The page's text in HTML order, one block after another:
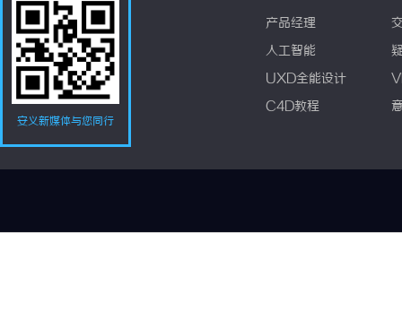
安义新媒体与您同行
产品经理
人工智能
UXD全能设计
C4D教程